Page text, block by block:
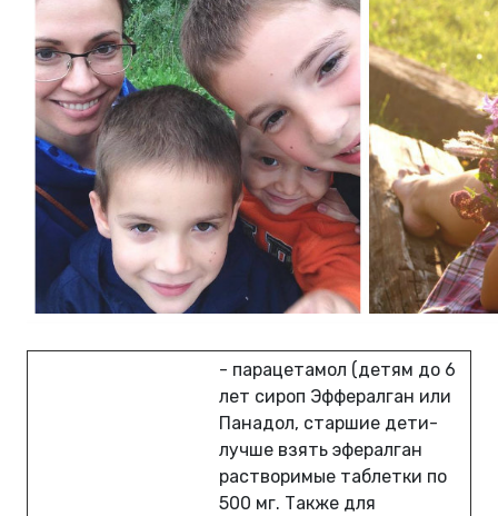
- парацетамол (детям до 6
лет сироп Эффералган или
Панадол, старшие дети-
лучше взять эфералган
растворимые таблетки по
500 мг. Также для